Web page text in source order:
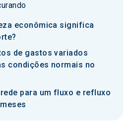
econômica significa
de gastos variados
condições normais no
para um fluxo e refluxo